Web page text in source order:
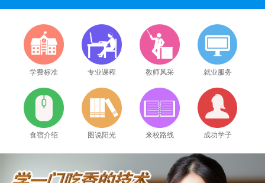
学费标准 专业课程 教师风采 就业服务
食宿介绍 图说阳光 来校路线 成功学子